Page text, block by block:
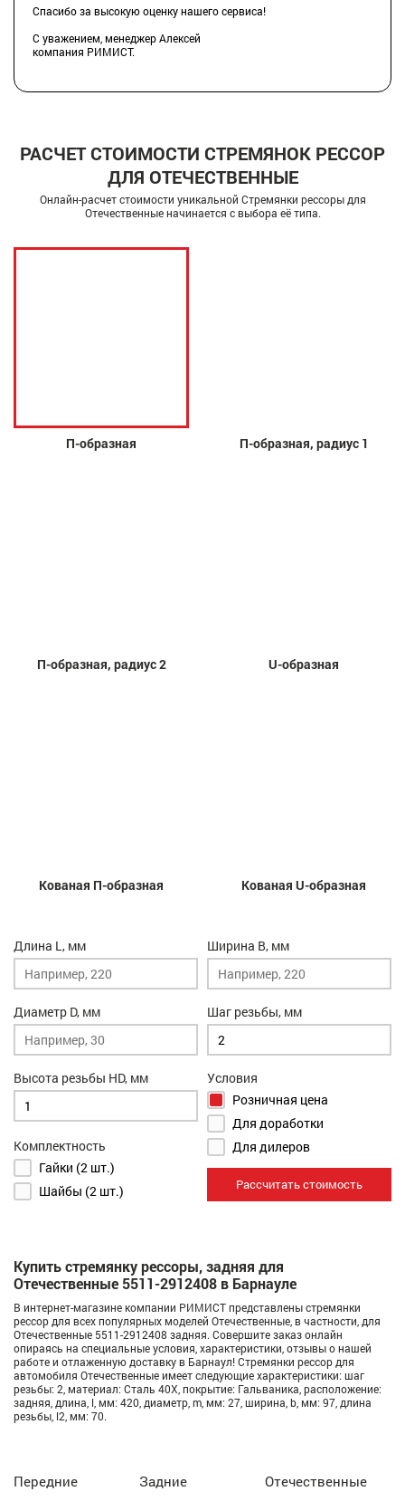
Спасибо за высокую оценку нашего сервиса!
С уважением, менеджер Алексей
компания РИМИСТ.
РАСЧЕТ СТОИМОСТИ СТРЕМЯНОК РЕССОР
ДЛЯ ОТЕЧЕСТВЕННЫЕ
Онлайн-расчет стоимости уникальной Стремянки рессоры для
Отечественные начинается с выбора её типа.
П-образная П-образная, радиус 1
П-образная, радиус 2 U-образная
Кованая П-образная Кованая U-образная
Длина L, мм
Диаметр D, мм
Ширина B, мм
Шаг резьбы, мм
Высота резьбы HD, мм
Комплектность
Гайки (2 шт.)
Шайбы (2 шт.)
Условия
Розничная цена
Для доработки
Для дилеров
Рассчитать стоимость
Купить стремянку рессоры, задняя для
Отечественные 5511-2912408 в Барнауле
В интернет-магазине компании РИМИСТ представлены стремянки
рессор для всех популярных моделей Отечественные, в частности, для
Отечественные 5511-2912408 задняя. Совершите заказ онлайн
опираясь на специальные условия, характеристики, отзывы о нашей
работе и отлаженную доставку в Барнаул! Стремянки рессор для
автомобиля Отечественные имеет следующие характеристики: шаг
резьбы: 2, материал: Сталь 40Х, покрытие: Гальваника, расположение:
задняя, длина, l, мм: 420, диаметр, m, мм: 27, ширина, b, мм: 97, длина
резьбы, l2, мм: 70.
Передние Задние
Отечественные